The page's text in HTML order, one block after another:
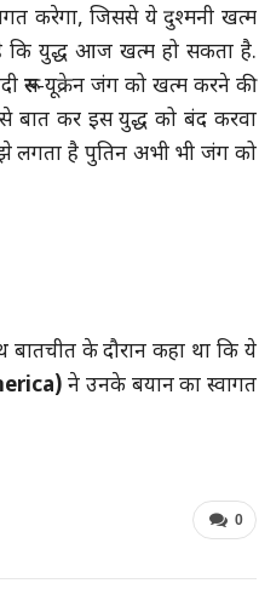
करेगा, जिससे ये दुश्मनी खत्म
कि युद्ध आज खत्म हो सकता है.
रूस-यूक्रेन जंग को खत्म करने की
से बात कर इस युद्ध को बंद करवा
लगता है पुतिन अभी भी जंग को
बातचीत के दौरान कहा था कि ये
ने उनके बयान का स्वागत
0